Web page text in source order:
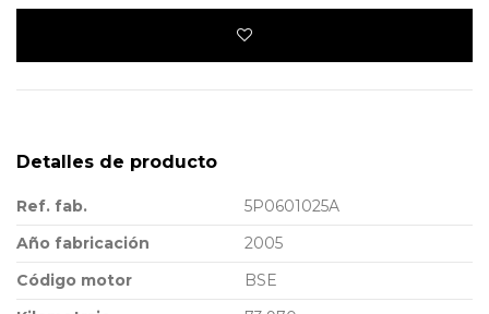
Detalles de producto
Ref. fab.
5P0601025A
Año fabricación
2005
Código motor
BSE